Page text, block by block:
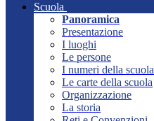
Scuola
Panoramica
Presentazione
I luoghi
Le persone
I numeri della scuola
Le carte della scuola
Organizzazione
La storia